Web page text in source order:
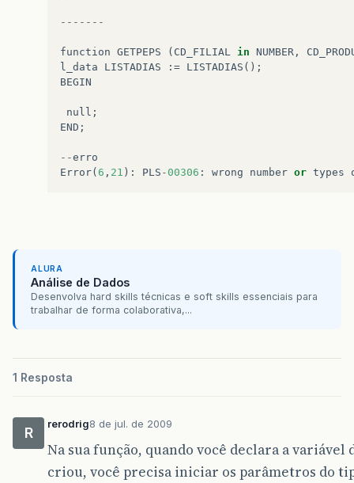
-------
function GETPEPS ( CD_FILIAL in NUMBER ,
l_data
LISTADIAS := LISTADIAS ();
BEGIN
null ;
END ;
--erro
Error( 6 , 21 ): PLS -00306 : wrong number or types
ALURA
Análise de Dados
Desenvolva hard skills técnicas e soft skills essenciais para
trabalhar de forma colaborativa,...
1 Resposta
R
rerodrig8 de jul. de 2009
Na sua função, quando você declara a variável
criou, você precisa iniciar os parâmetros do